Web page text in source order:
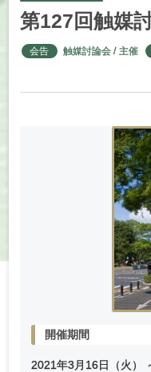
第127 回触媒
会告 触媒討論会 主催
開催期間
2021年3月 16日（火）